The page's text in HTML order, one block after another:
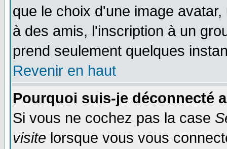
que le choix d'une image
à des amis, l'inscription à un
prend seulement quelques
Revenir en haut
Pourquoi suis-je déconnecté
Si vous ne cochez pas la case
visite lorsque vous vous